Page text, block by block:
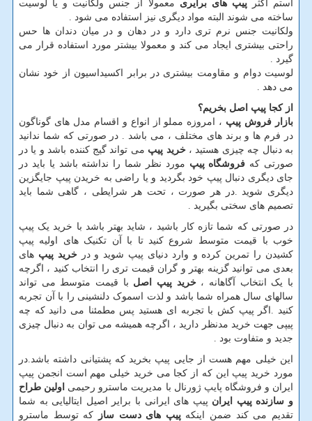
استم اکثرپیپ های برایری معمولا از جنس ولکانیت و یا لوسیت
ساخته می شوند البته مواد دیگری نیز استفاده می شود .
ولکانیت جنس نرم تری دارد و در دهان و در میان دندان ها حس
راحتی بیشتری ایجاد می کند و معمولا بیشتر مورد استفاده قرار می
گیرد .
لوسیت دوام و مقاومت بیشتری در برابر اکسیداسیون از خود نشان
می دهد .
از کجا پیپ اصل بخریم؟
بازار فروش پیپ ، امروزه مملو از انواع و اقسام مدل های گوناگون
در فرم ها و برند های مختلف ، می باشد . در صورتی که شما ندانید
به دنبال چه چیزی هستید ،خرید پیپ می تواند گیج کننده باشد و یا در
صورتی که فروشگاه پیپ مورد نظر شما را نداشته باشد یا باید در
جای دیگری دنبال پیپ خود بگردید و یا راضی به خریدن پیپ جایگزین
دیگری شوید .در هر صورت ، تحت هر شرایطی ، گاهی شما باید
تصمیم های سختی بگیرید .
در صورتی که شما تازه کار باشید ، شاید بهتر باشد با خرید یک پیپ
خوب با قیمت متوسط شروع کنید تا با آن تکنیک های اولیه پیپ
کشیدن را تمرین کرده و وارد دنیای پیپ شوید و درخرید پیپ های
بعدی می توانید گزینه بهتر و گران قیمت تری را انتخاب کنید ، اگرچه
با یک انتخاب آگاهانه ،خرید پیپ اصل با قیمت متوسط می تواند
سالهای سال همراه شما باشد و لذت اسموک دلنشینی را با آن تجربه
کنید .اگر پیپ کش با تجربه ای هستید پس مطمئنا می دانید که چه
پیپی جهت خرید مدنظر دارید ، اگرچه همیشه می توان به دنبال چیزی
جدید و متفاوت بود .
این خیلی مهم هست از جایی پیپ بخرید که پشتیانی داشته باشد.در
مورد خرید پیپ این که از کجا می خرید خیلی مهم است انجمن پیپ
ایران و فروشگاه پایپ ژورنال با مدیریت ماسترو رحیمی اولین طراح
و سازنده پیپ ایران پیپ های ایرانی با برایر اصیل ایتالیایی به شما
تقدیم می کند ضمن اینکهپیپ های دست ساز
که توسط ماسترو